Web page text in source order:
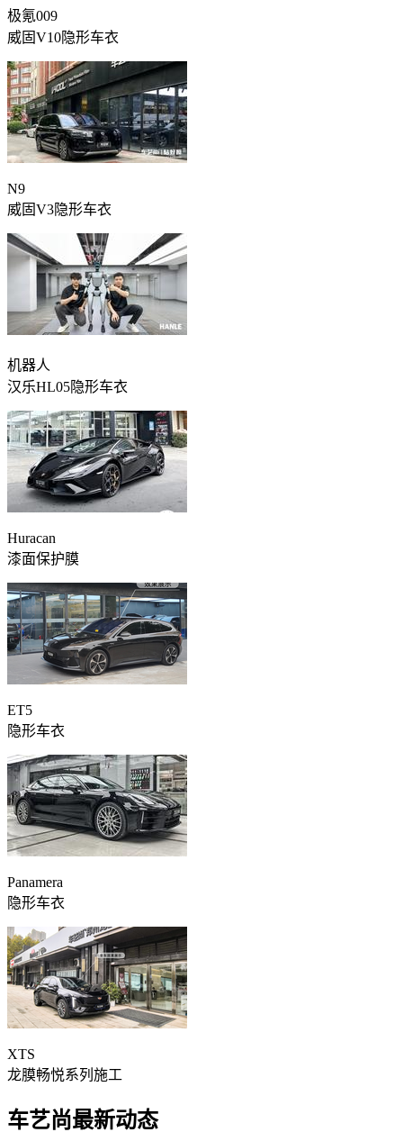
极氪009
威固V10隐形车衣
N9
威固V3隐形车衣
机器人
汉乐HL05隐形车衣
Huracan
漆面保护膜
ET5
隐形车衣
Panamera
隐形车衣
XTS
龙膜畅悦系列施工
车艺尚最新动态